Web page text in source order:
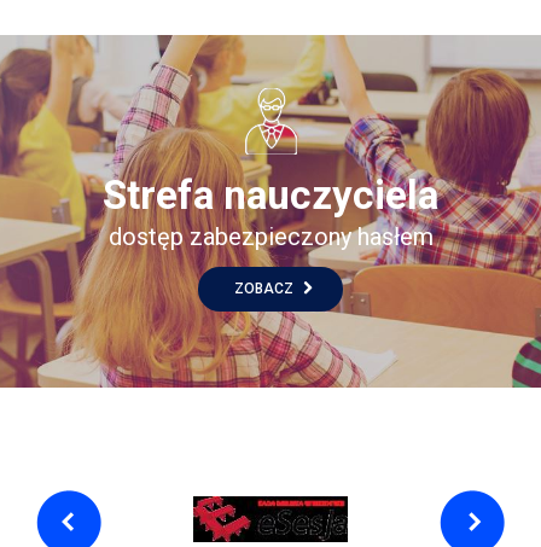
Strefa nauczyciela
dostęp zabezpieczony hasłem
ZOBACZ